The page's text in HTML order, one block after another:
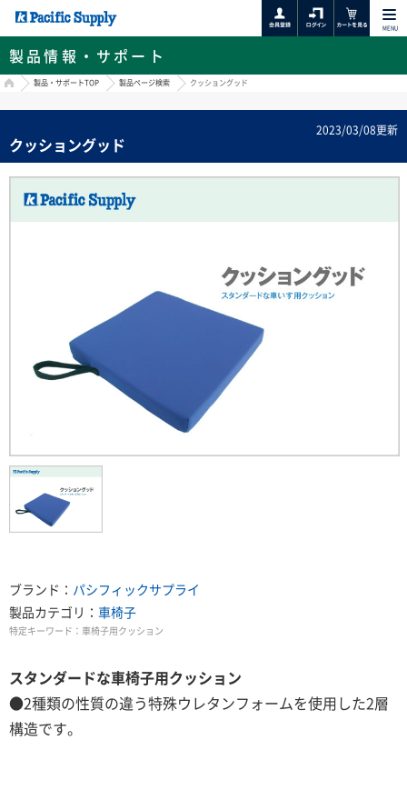
MENU
製品情報・サポート
HOME製品・サポートTOP 製品ページ検索 クッショングッド
2023/03/08更新
クッショングッド
ブランド： パシフィックサプライ
製品カテゴリ： 車椅子
特定キーワード： 車椅子用クッション
スタンダードな車椅子用クッション
●2種類の性質の違う特殊ウレタンフォームを使用した2層
構造です。